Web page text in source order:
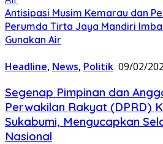
Antisipasi Musim Kemarau dan
Perumda Tirta Jaya Mandiri
Gunakan Air
Headline, News, Politik 09/02/
Segenap Pimpinan dan
Perwakilan Rakyat (DPRD)
Sukabumi, Mengucapkan
Nasional